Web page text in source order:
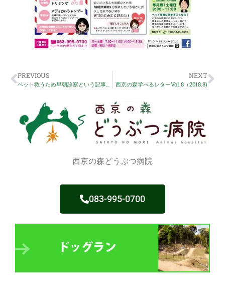
PREVIOUS NEXT
西京の森学べるレターVol.8（2018.8)
西京の森どうぶつ病院
083-995-0700